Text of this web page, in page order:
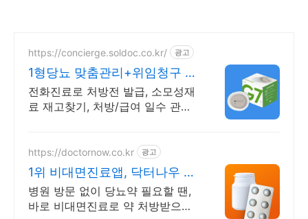
https://concierge.soldoc.co.kr/ 광고
1형당뇨 맞춤관리+위임청구 복
잡한 청구 절차 ZERO
전화진료로 처방전 발급, 소모성재
료 재고찾기, 처방/급여 일수 관리
https://doctornow.co.kr 광고
1위 비대면진료앱, 닥터나우 앱
다운로드 800만 돌파!
병원 방문 없이 당뇨약 필요할 땐,
바로 비대면진료로 약 처방받으세